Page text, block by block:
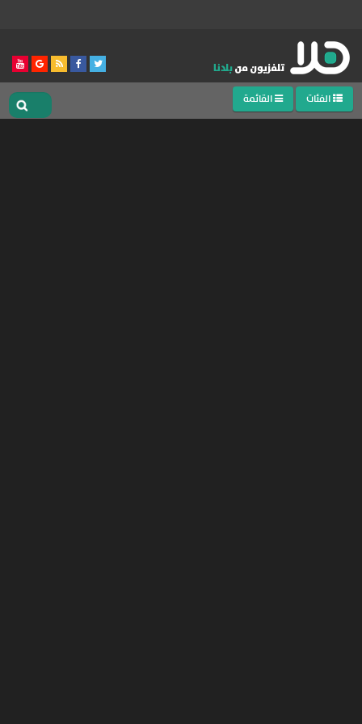
الفئات القائمة